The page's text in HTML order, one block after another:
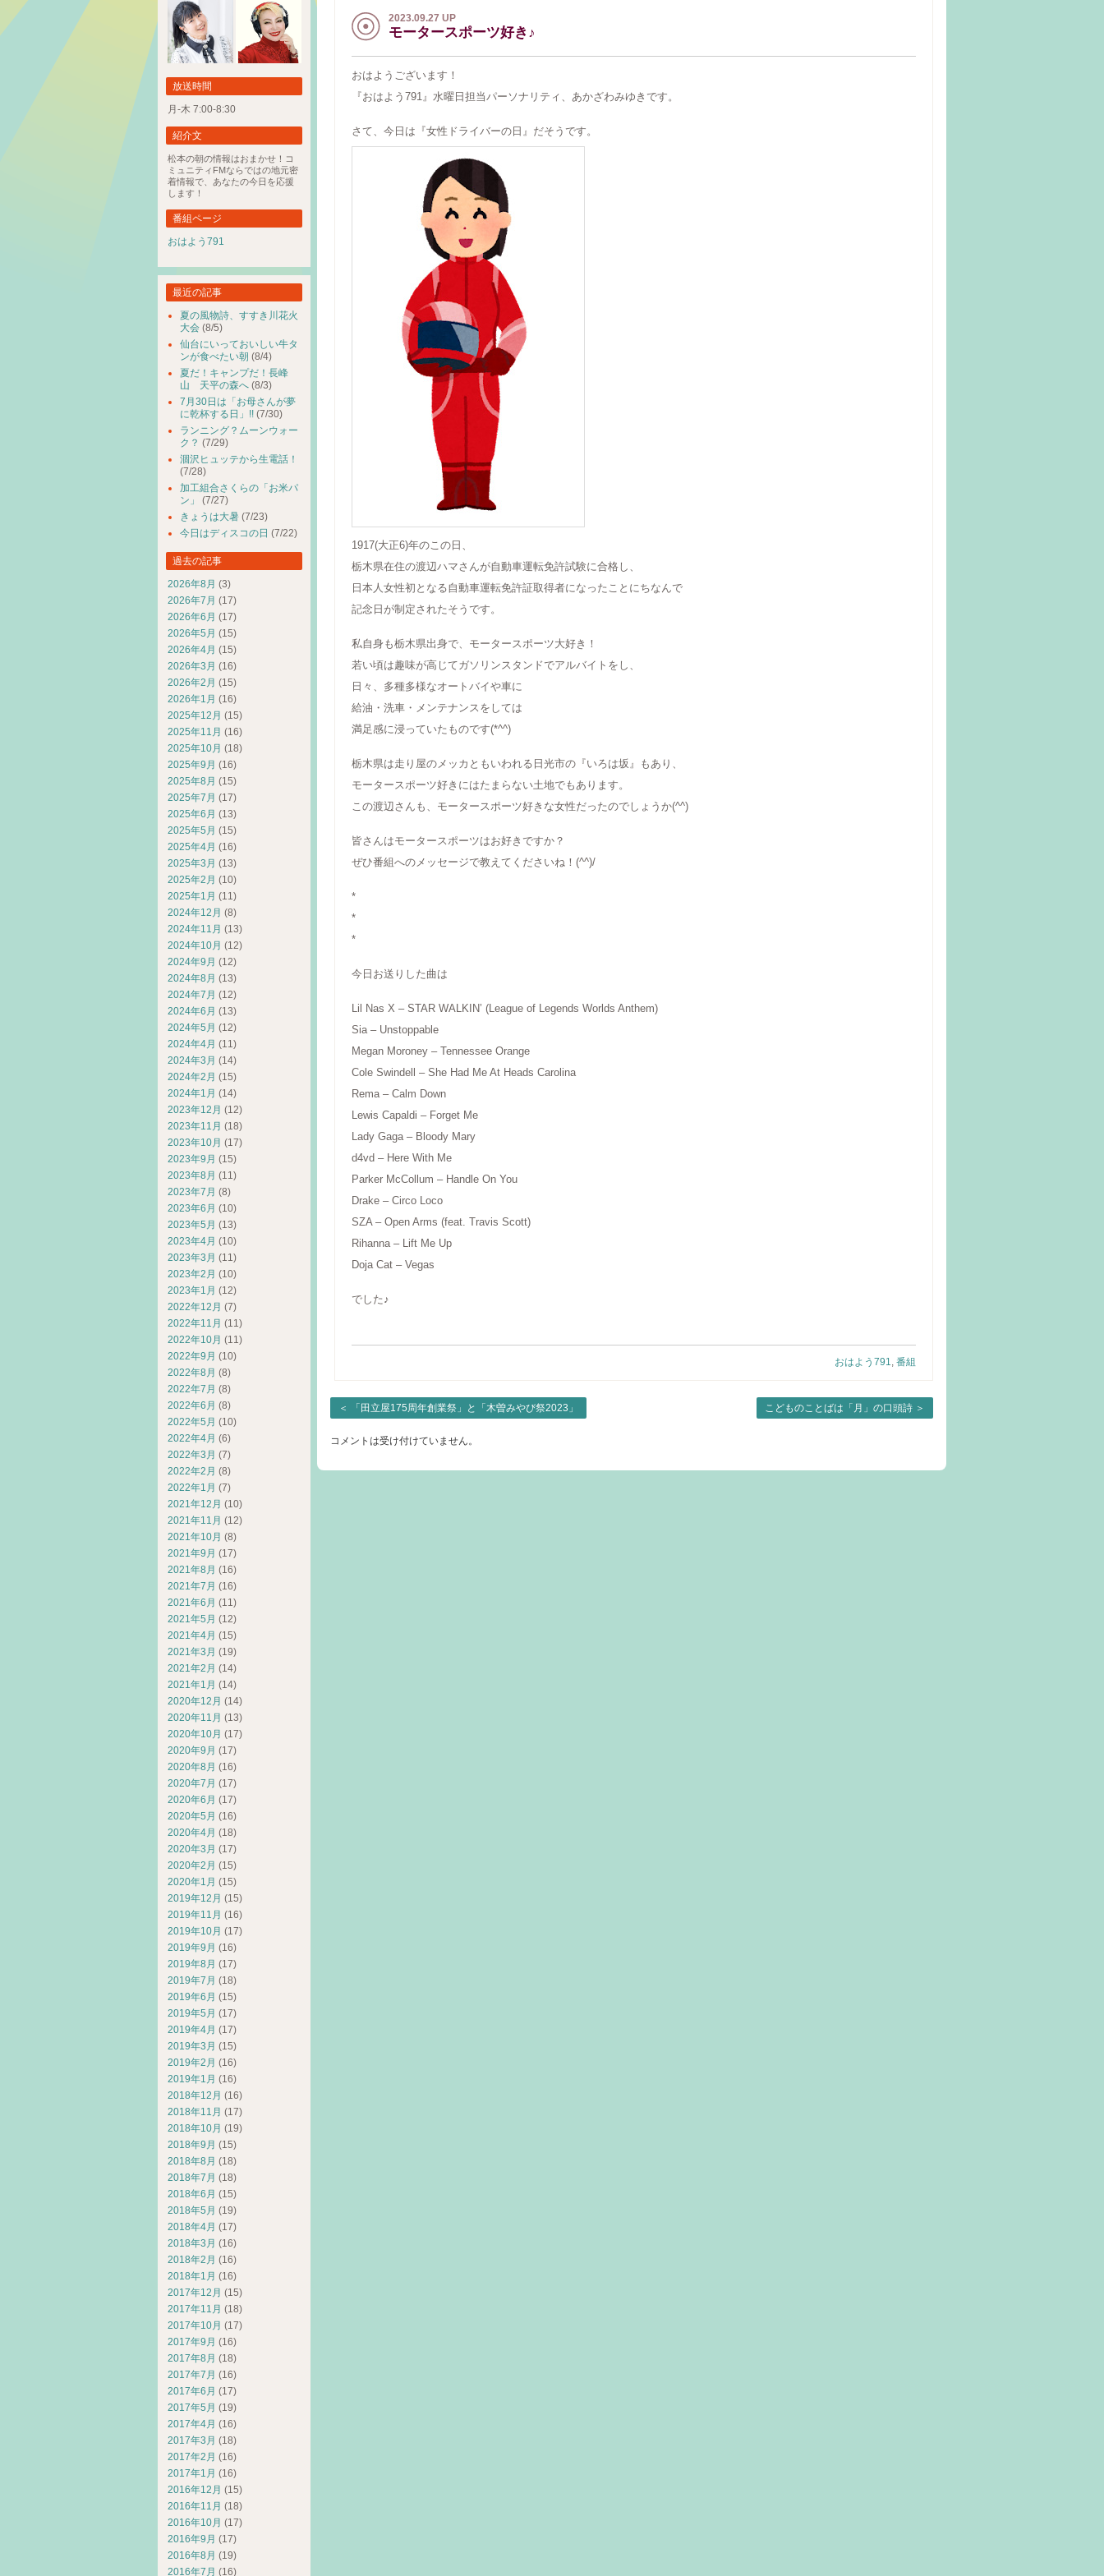
2023.09.27 UP
モータースポーツ好き♪
おはようございます！
『おはよう791』水曜日担当パーソナリティ、あかざわみゆきです。
さて、今日は『女性ドライバーの日』だそうです。
1917(大正6)年のこの日、
栃木県在住の渡辺ハマさんが自動車運転免許試験に合格し、
日本人女性初となる自動車運転免許証取得者になったことにちなんで
記念日が制定されたそうです。
私自身も栃木県出身で、モータースポーツ大好き！
若い頃は趣味が高じてガソリンスタンドでアルバイトをし、
日々、多種多様なオートバイや車に
給油・洗車・メンテナンスをしては
満足感に浸っていたものです(*^^)
栃木県は走り屋のメッカともいわれる日光市の『いろは坂』もあり、
モータースポーツ好きにはたまらない土地でもあります。
この渡辺さんも、モータースポーツ好きな女性だったのでしょうか(^^)
皆さんはモータースポーツはお好きですか？
ぜひ番組へのメッセージで教えてくださいね！(^^)/
*
*
*
今日お送りした曲は
Lil Nas X – STAR WALKIN’ (League of Legends Worlds Anthem)
Sia – Unstoppable
Megan Moroney – Tennessee Orange
Cole Swindell – She Had Me At Heads Carolina
Rema – Calm Down
Lewis Capaldi – Forget Me
Lady Gaga – Bloody Mary
d4vd – Here With Me
Parker McCollum – Handle On You
Drake – Circo Loco
SZA – Open Arms (feat. Travis Scott)
Rihanna – Lift Me Up
Doja Cat – Vegas
でした♪
おはよう791, 番組
＜ 「田立屋175周年創業祭」と「木曽みやび祭2023」 こどものことばは「月」の口頭詩 ＞
コメントは受け付けていません。
放送時間
月-木 7:00-8:30
紹介文
松本の朝の情報はおまかせ！コ
ミュニティFMならではの地元密
着情報で、あなたの今日を応援
します！
番組ページ
おはよう791
最近の記事
夏の風物詩、すすき川花火
大会 (8/5)
仙台にいっておいしい牛タ
ンが食べたい朝 (8/4)
夏だ！キャンプだ！長峰
山 天平の森へ (8/3)
7月30日は「お母さんが夢
に乾杯する日」!! (7/30)
ランニング？ムーンウォー
ク？ (7/29)
涸沢ヒュッテから生電話！
(7/28)
加工組合さくらの「お米パ
ン」
(7/27)
きょうは大暑 (7/23)
今日はディスコの日 (7/22)
過去の記事
2026年8月 (3)
2026年7月 (17)
2026年6月 (17)
2026年5月 (15)
2026年4月 (15)
2026年3月 (16)
2026年2月 (15)
2026年1月 (16)
2025年12月 (15)
2025年11月 (16)
2025年10月 (18)
2025年9月 (16)
2025年8月 (15)
2025年7月 (17)
2025年6月 (13)
2025年5月 (15)
2025年4月 (16)
2025年3月 (13)
2025年2月 (10)
2025年1月 (11)
2024年12月 (8)
2024年11月 (13)
2024年10月 (12)
2024年9月 (12)
2024年8月 (13)
2024年7月 (12)
2024年6月 (13)
2024年5月 (12)
2024年4月 (11)
2024年3月 (14)
2024年2月 (15)
2024年1月 (14)
2023年12月 (12)
2023年11月 (18)
2023年10月 (17)
2023年9月 (15)
2023年8月 (11)
2023年7月 (8)
2023年6月 (10)
2023年5月 (13)
2023年4月 (10)
2023年3月 (11)
2023年2月 (10)
2023年1月 (12)
2022年12月 (7)
2022年11月 (11)
2022年10月 (11)
2022年9月 (10)
2022年8月 (8)
2022年7月 (8)
2022年6月 (8)
2022年5月 (10)
2022年4月 (6)
2022年3月 (7)
2022年2月 (8)
2022年1月 (7)
2021年12月 (10)
2021年11月 (12)
2021年10月 (8)
2021年9月 (17)
2021年8月 (16)
2021年7月 (16)
2021年6月 (11)
2021年5月 (12)
2021年4月 (15)
2021年3月 (19)
2021年2月 (14)
2021年1月 (14)
2020年12月 (14)
2020年11月 (13)
2020年10月 (17)
2020年9月 (17)
2020年8月 (16)
2020年7月 (17)
2020年6月 (17)
2020年5月 (16)
2020年4月 (18)
2020年3月 (17)
2020年2月 (15)
2020年1月 (15)
2019年12月 (15)
2019年11月 (16)
2019年10月 (17)
2019年9月 (16)
2019年8月 (17)
2019年7月 (18)
2019年6月 (15)
2019年5月 (17)
2019年4月 (17)
2019年3月 (15)
2019年2月 (16)
2019年1月 (16)
2018年12月 (16)
2018年11月 (17)
2018年10月 (19)
2018年9月 (15)
2018年8月 (18)
2018年7月 (18)
2018年6月 (15)
2018年5月 (19)
2018年4月 (17)
2018年3月 (16)
2018年2月 (16)
2018年1月 (16)
2017年12月 (15)
2017年11月 (18)
2017年10月 (17)
2017年9月 (16)
2017年8月 (18)
2017年7月 (16)
2017年6月 (17)
2017年5月 (19)
2017年4月 (16)
2017年3月 (18)
2017年2月 (16)
2017年1月 (16)
2016年12月 (15)
2016年11月 (18)
2016年10月 (17)
2016年9月 (17)
2016年8月 (19)
2016年7月 (16)